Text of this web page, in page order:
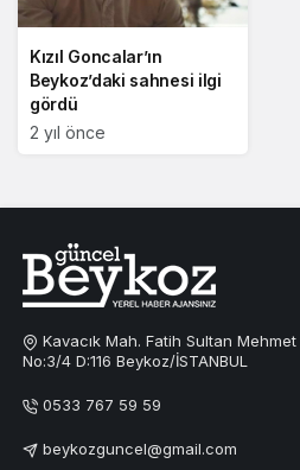
Kızıl Goncalar’ın
Beykoz’daki sahnesi ilgi
gördü
2 yıl önce
Kavacık Mah. Fatih Sultan
No:3/4 D:116 Beykoz/İSTANBUL
0533 767 59 59
beykozguncel@gmail.com